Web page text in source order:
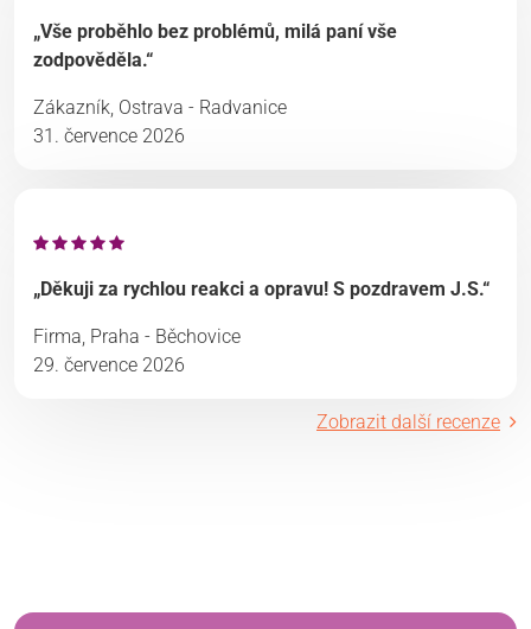
„Vše proběhlo bez problémů, milá paní vše
zodpověděla.“
Zákazník, Ostrava - Radvanice
31. července 2026
„Děkuji za rychlou reakci a opravu! S pozdravem J.S.“
Firma, Praha - Běchovice
29. července 2026
Zobrazit další recenze